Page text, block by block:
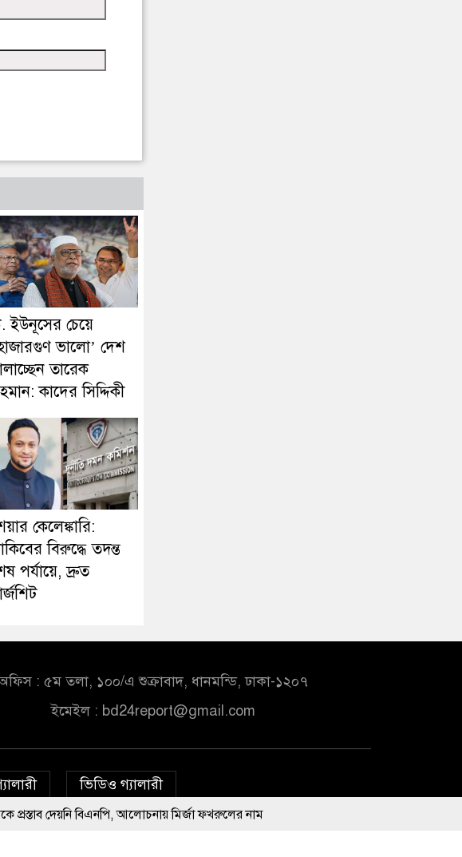
ইউনূসের চেয়ে
ভালো’ দেশ
তারেক
কাদের সিদ্দিকী
কেলেঙ্কারি:
বিরুদ্ধে তদন্ত
পর্যায়ে, দ্রুত
: ৫ম তলা, ১০০/এ শুক্রাবাদ, ধানমন্ডি, ঢাকা-১২০৭
ইমেইল : bd24report@gmail.com
ভিডিও গ্যালারী
আলোচনায় মির্জা ফখরুলের নাম